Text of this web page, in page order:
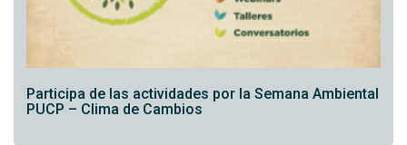
Participa de las actividades por la Semana Ambiental
PUCP – Clima de Cambios